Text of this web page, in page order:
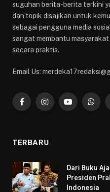
suguhan berita-berita terkini
dan topik disajikan untuk
sebagai pengguna media
sangat membantu
secara praktis.
Email Us:
FacebookInstagramYouTube
TERBARU
Dari Buku
Presiden
Indonesia